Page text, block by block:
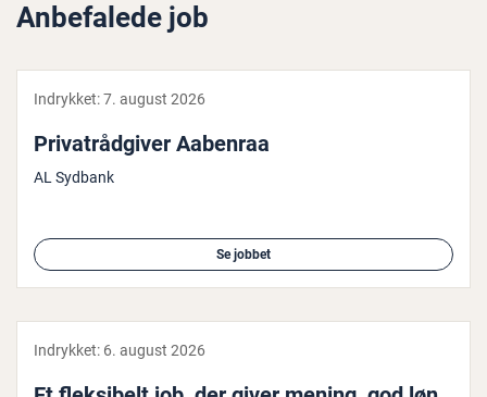
Anbefalede job
Indrykket:7. august 2026
Pri­va­t­rå­d­gi­ver Aabenraa
AL Sydbank
Se jobbet
Indrykket: 6. august 2026